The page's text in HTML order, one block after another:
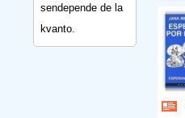
sendepende de la
kvanto.